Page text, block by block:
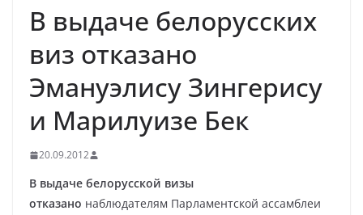
В выдаче белорусских
виз отказано
Эмануэлису Зингерису
и Марилуизе Бек
20.09.2012
В выдаче белорусской визы
отказано наблюдателям Парламентской ассамблеи